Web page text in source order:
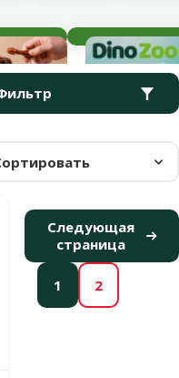
и сухие корма для
1 2
Следующая
страница